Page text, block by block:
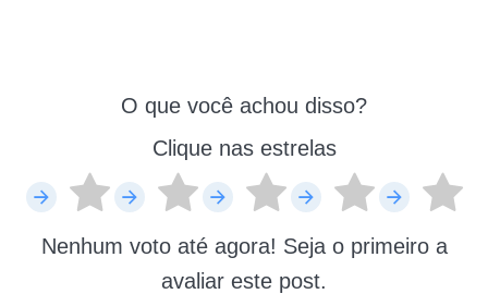
O que você achou disso?
Clique nas estrelas
Nenhum voto até agora! Seja o primeiro a
avaliar este post.